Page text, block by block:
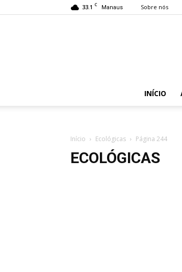
33.1 C Manaus Sobre nós
INÍCIO
Início Ecológicas Página 244
ECOLÓGICAS